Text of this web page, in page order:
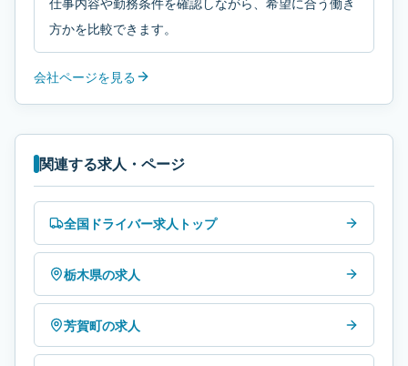
方かを比較できます。
会社ページを見る
関連する求人・ページ
全国ドライバー求人トップ
栃木県の求人
芳賀町の求人